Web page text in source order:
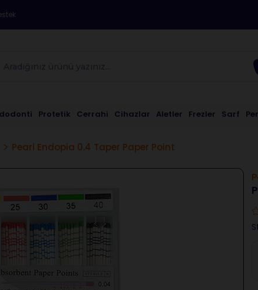
Protetik Cerrahi Cihazlar Aletler Frezler Sarf
Pearl Endopia 0.4 Taper Paper Point